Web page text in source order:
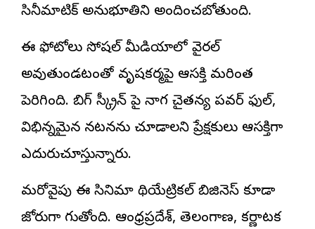
సినీమాటిక్ అనుభూతిని అందించబోతుంది.
ఈ ఫోటోలు సోషల్ మీడియాలో వైరల్
అవుతుండటంతో వృషకర్మపై ఆసక్తి మరింత
పెరిగింది. బిగ్ స్క్రీన్ పై నాగ చైతన్య పవర్ ఫుల్,
విభిన్నమైన నటనను చూడాలని ప్రేక్షకులు ఆసక్తిగా
ఎదురుచూస్తున్నారు.
మరోవైపు ఈ సినిమా థియేట్రికల్ బిజినెస్ కూడా
జోరుగా సాగుతోంది. ఆంధ్రప్రదేశ్, తెలంగాణ, కర్ణాటక